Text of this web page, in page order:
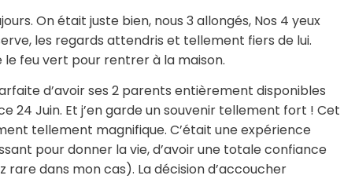
On était juste bien, nous 3 allongés, Nos 4 yeux
les regards attendris et tellement fiers de lui.
le feu vert pour rentrer à la maison.
d’avoir ses 2 parents entièrement disponibles
24 Juin. Et j’en garde un souvenir tellement fort ! Cet
tellement magnifique. C’était une expérience
pour donner la vie, d’avoir une totale confiance
dans mon cas). La décision d’accoucher